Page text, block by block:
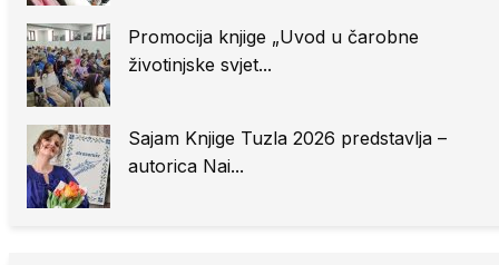
Promocija knjige „Uvod u čarobne
životinjske svjet...
Sajam Knjige Tuzla 2026 predstavlja –
autorica Nai...